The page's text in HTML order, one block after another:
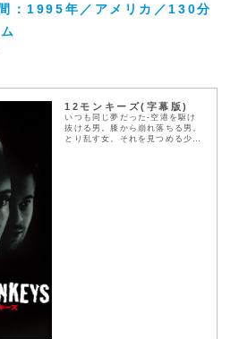
：1995年／アメリカ／130分
12モンキーズ(字幕版)
いつも同じ夢だった-空港を駆け
抜ける男。膝から崩れ落ちる男。
とり乱す女。それを見つめる少